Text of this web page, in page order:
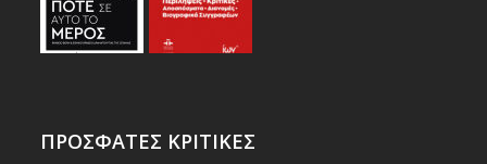
ΠΡΟΣΦΑΤΕΣ ΚΡΙΤΙΚΕΣ